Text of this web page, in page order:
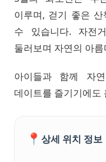
이루며, 걷기 좋은
수 있습니다. 자전
둘러보며 자연의 아
아이들과 함께 자
데이트를 즐기기에도
📍 상세 위치 정보